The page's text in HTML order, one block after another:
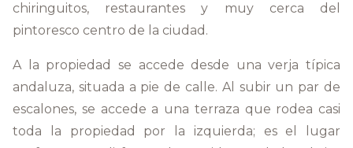
chiringuitos, restaurantes y muy cerca del
pintoresco centro de la ciudad.
A la propiedad se accede desde una verja típica
andaluza, situada a pie de calle. Al subir un par de
escalones, se accede a una terraza que rodea casi
toda la propiedad por la izquierda; es el lugar